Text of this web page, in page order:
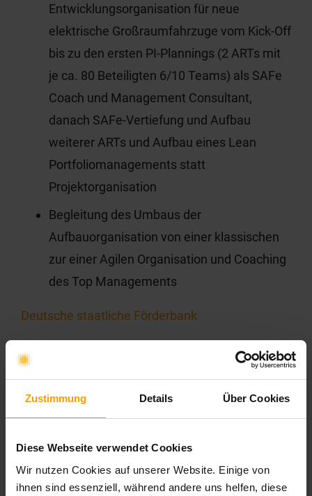
Zustimmung Details Über Cookies
Diese Webseite verwendet Cookies
Wir nutzen Cookies auf unserer Website. Einige von
ihnen sind essenziell, während andere uns helfen, diese
Entwicklungsorganisation für neue
elektrische Großraumfahrzuge vom Kick-Off
bis zu den ersten PI-Plannings (2 ARTs mit
je ca. 80 Beteiligten 6/10 Teams) als SAFe
Coach und Management Consultant,
danach SAFe-Vertiefung und Aufbau
weiterer ARTs und Aufbau eines Lean
Portfoliomanagements statt
Projektorganisation
Begleitung des Umbaus der
Aufbauorganisation von einer klassischen
zur einer Agilen Organisation und Coaching
des Top Managements
Deutsche staatliche Förderbank
Begleitung des Portfoliomanagement in der
Agilen Transformation bei der Einführung
eines toolgestützten Agilen Portfolio
Managements (ca. 20 Agile Release